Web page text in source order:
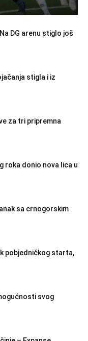
DG arenu stiglo još
stigla i iz
za tri pripremna
roka donio nova lica u
sa crnogorskim
pobjedničkog starta,
svog